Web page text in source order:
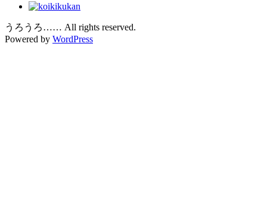
うろうろ…… All rights reserved.
Powered by WordPress